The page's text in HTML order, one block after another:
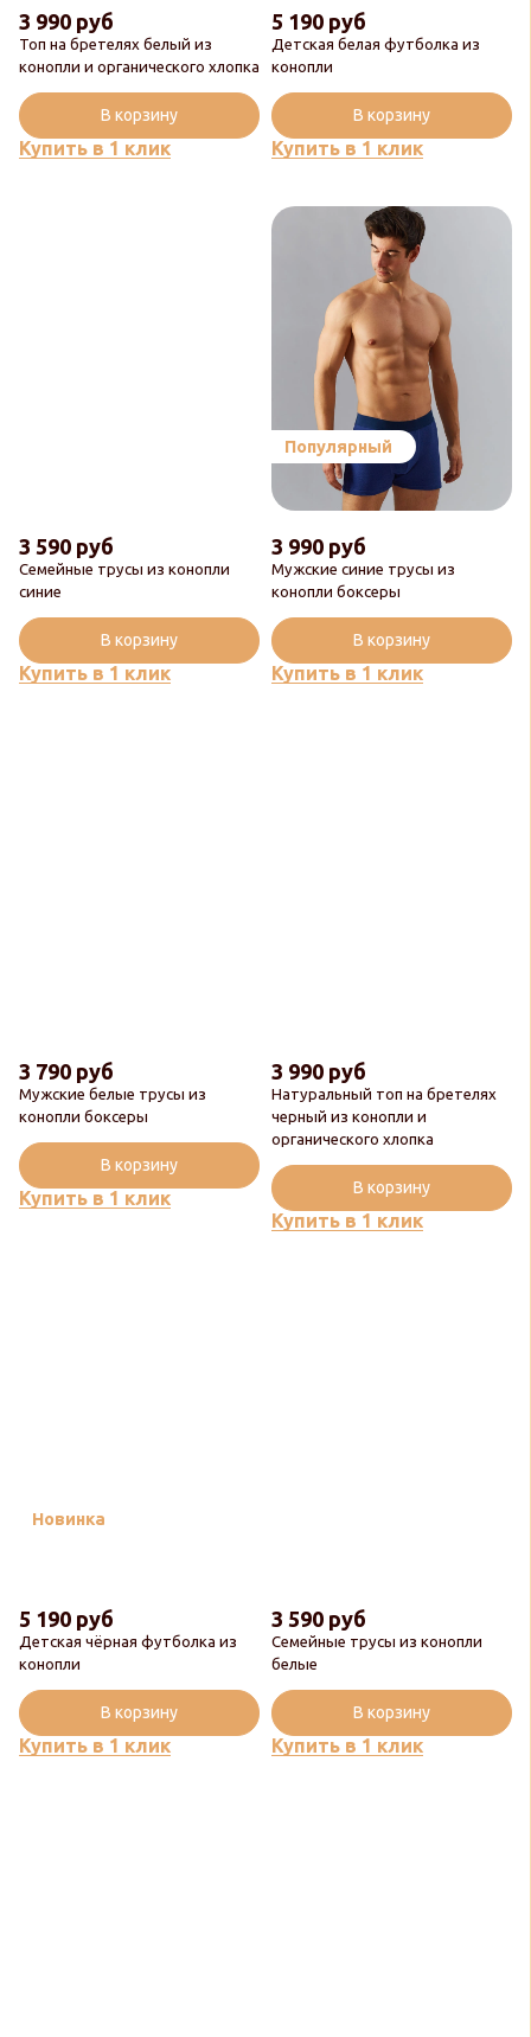
Топ на бретелях белый из
конопли и органического хлопка
3 990 руб
Купить в 1 клик
В корзину
Детская белая футболка из
конопли
5 190 руб
Купить в 1 клик
В корзину
Семейные трусы из конопли
синие
3 590 руб
Купить в 1 клик
В корзину
Популярный
Мужские синие трусы из
конопли боксеры
3 990 руб
Купить в 1 клик
В корзину
Мужские белые трусы из
конопли боксеры
3 790 руб
Купить в 1 клик
В корзину
Натуральный топ на бретелях
черный из конопли и
органического хлопка
3 990 руб
Купить в 1 клик
В корзину
Новинка
Детская чёрная футболка из
конопли
5 190 руб
Купить в 1 клик
В корзину
Семейные трусы из конопли
белые
3 590 руб
Купить в 1 клик
В корзину